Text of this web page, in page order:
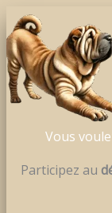
Vous
Participez au